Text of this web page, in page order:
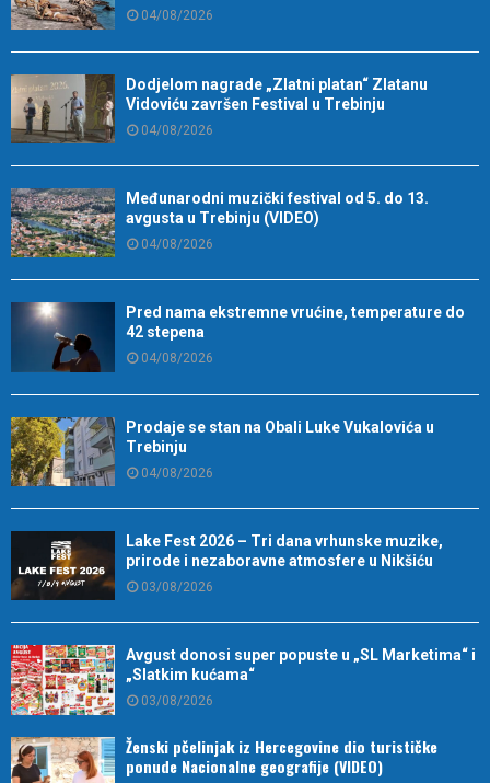
04/08/2026
Dodjelom nagrade „Zlatni platan“ Zlatanu
Vidoviću završen Festival u Trebinju
04/08/2026
Međunarodni muzički festival od 5. do 13.
avgusta u Trebinju (VIDEO)
04/08/2026
Pred nama ekstremne vrućine, temperature do
42 stepena
04/08/2026
Prodaje se stan na Obali Luke Vukalovića u
Trebinju
04/08/2026
Lake Fest 2026 – Tri dana vrhunske muzike,
prirode i nezaboravne atmosfere u Nikšiću
03/08/2026
Avgust donosi super popuste u „SL Marketima“ i
„Slatkim kućama“
03/08/2026
Ženski pčelinjak iz Hercegovine dio turističke
ponude Nacionalne geografije (VIDEO)